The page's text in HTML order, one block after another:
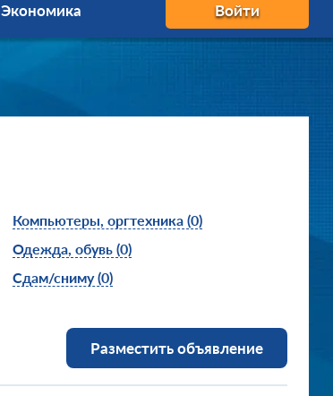
Экономика Войти
Компьютеры, оргтехника(0)
Одежда, обувь(0)
Сдам/сниму(0)
Разместить объявление